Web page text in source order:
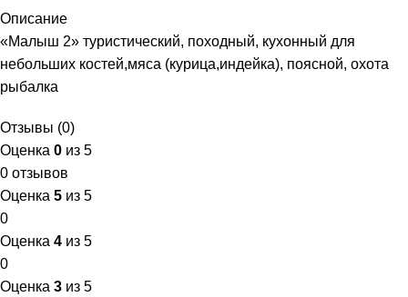
Описание
«Малыш 2» туристический, походный, кухонный для
небольших костей,мяса (курица,индейка), поясной, охота
рыбалка
Отзывы (0)
Оценка 0 из 5
0 отзывов
Оценка 5 из 5
0
Оценка 4 из 5
0
Оценка 3 из 5